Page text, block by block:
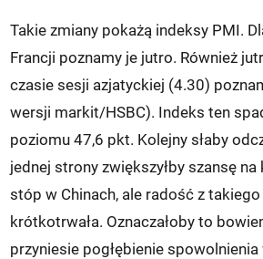
Takie zmiany pokażą indeksy PMI.
Francji poznamy je jutro. Również
czasie sesji azjatyckiej (4.30)
wersji markit/HSBC). Indeks ten
poziomu 47,6 pkt. Kolejny słaby
jednej strony zwiększyłby szansę
stóp w Chinach, ale radość z takiego
krótkotrwała. Oznaczałoby to
przyniesie pogłębienie spowolnienia